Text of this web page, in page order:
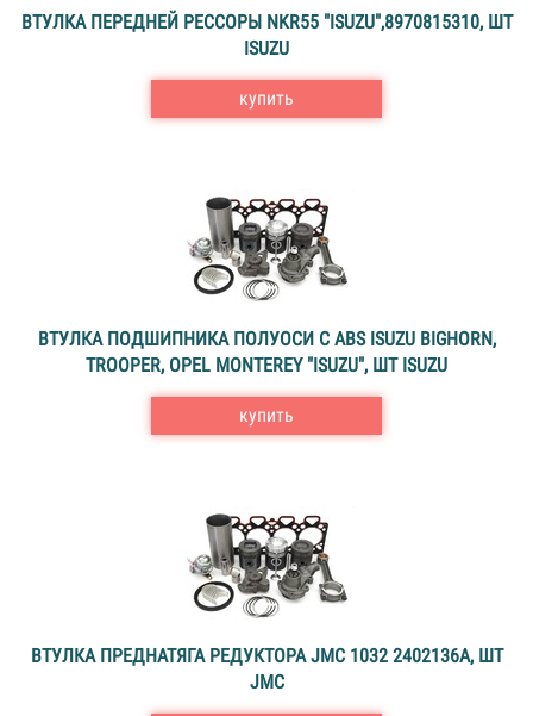
ВТУЛКА ПЕРЕДНЕЙ РЕССОРЫ NKR55 "ISUZU",8970815310, ШТ
ISUZU
купить
ВТУЛКА ПОДШИПНИКА ПОЛУОСИ С ABS ISUZU BIGHORN,
TROOPER, OPEL MONTEREY "ISUZU", ШТ ISUZU
купить
ВТУЛКА ПРЕДНАТЯГА РЕДУКТОРА JMC 1032 2402136A, ШТ
JMC